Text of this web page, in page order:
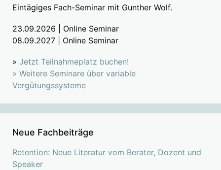
Eintägiges Fach-Seminar mit Gunther Wolf.
23.09.2026 | Online Seminar
08.09.2027 | Online Seminar
» Jetzt Teilnahmeplatz buchen!
» Weitere Seminare über variable
Vergütungssysteme
Neue Fachbeiträge
Retention: Neue Literatur vom Berater, Dozent und
Speaker